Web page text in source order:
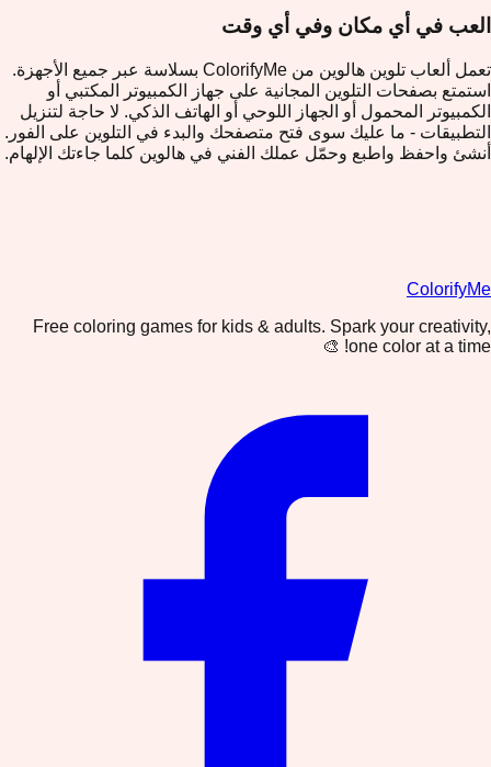
العب في أي مكان وفي أي وقت
تعمل ألعاب تلوين هالوين من ColorifyMe بسلاسة عبر جميع الأجهزة.
استمتع بصفحات التلوين المجانية على جهاز الكمبيوتر المكتبي أو
الكمبيوتر المحمول أو الجهاز اللوحي أو الهاتف الذكي. لا حاجة لتنزيل
التطبيقات - ما عليك سوى فتح متصفحك والبدء في التلوين على الفور.
أنشئ واحفظ واطبع وحمّل عملك الفني في هالوين كلما جاءتك الإلهام.
ColorifyMe
Free coloring games for kids & adults. Spark your creativity,
one color at a time! 🎨